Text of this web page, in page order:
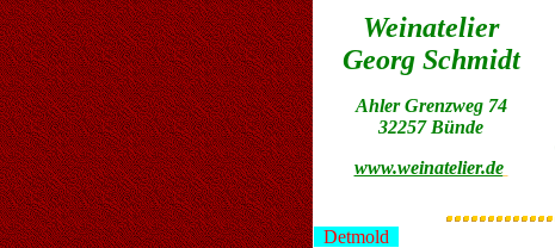
Weinatelier
Georg Schmidt
Ahler Grenzweg 74
32257 Bünde
www.weinatelier.de
Detmold